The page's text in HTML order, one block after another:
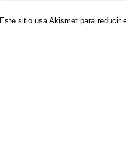
Este sitio usa Akismet para reducir